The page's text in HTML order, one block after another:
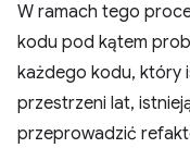
W ramach tego
kodu pod kątem
każdego kodu, który
przestrzeni lat,
przeprowadzić